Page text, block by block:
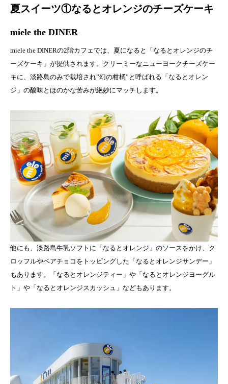
夏スイーツ①なるとオレンジのチーズケーキ
miele the DINER
miele the DINERの2階カフェでは、夏になると「なるとオレンジのチ
ーズケーキ」が提供されます。クリーミーなニューヨークチーズケー
キに、淡路島のみで栽培され”幻の柑橘”と呼ばれる「なるとオレン
ジ」の酸味とほのかな苦みが絶妙にマッチします。
他にも、淡路島牛乳ソフトに「なるとオレンジ」のソースをかけ、ク
ロッフルやベアチョコをトッピングした「なるとオレンジサンデー」
もあります。「なるとオレンジティー」や「なるとオレンジヨーグル
ト」や「なるとオレンジスカッシュ」などもあります。